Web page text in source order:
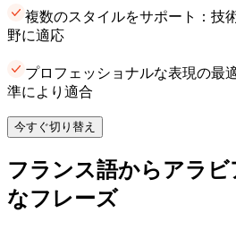
複数のスタイルをサポート：技
野に適応
プロフェッショナルな表現の最
準により適合
今すぐ切り替え
フランス語からアラビ
なフレーズ